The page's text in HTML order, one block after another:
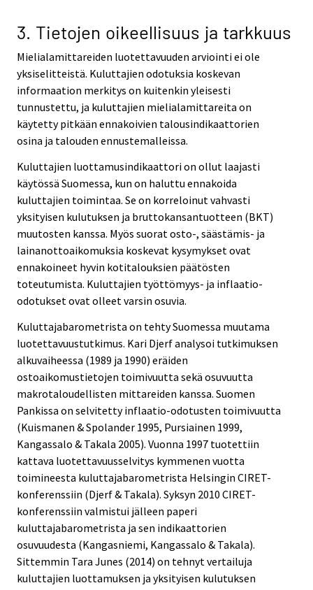
3. Tietojen oikeellisuus ja tarkkuus
Mielialamittareiden luotettavuuden arviointi ei ole
yksiselitteistä. Kuluttajien odotuksia koskevan
informaation merkitys on kuitenkin yleisesti
tunnustettu, ja kuluttajien mielialamittareita on
käytetty pitkään ennakoivien talousindikaattorien
osina ja talouden ennustemalleissa.
Kuluttajien luottamusindikaattori on ollut laajasti
käytössä Suomessa, kun on haluttu ennakoida
kuluttajien toimintaa. Se on korreloinut vahvasti
yksityisen kulutuksen ja bruttokansantuotteen (BKT)
muutosten kanssa. Myös suorat osto-, säästämis- ja
lainanottoaikomuksia koskevat kysymykset ovat
ennakoineet hyvin kotitalouksien päätösten
toteutumista. Kuluttajien työttömyys- ja inflaatio-
odotukset ovat olleet varsin osuvia.
Kuluttajabarometrista on tehty Suomessa muutama
luotettavuustutkimus. Kari Djerf analysoi tutkimuksen
alkuvaiheessa (1989 ja 1990) eräiden
ostoaikomustietojen toimivuutta sekä osuvuutta
makrotaloudellisten mittareiden kanssa. Suomen
Pankissa on selvitetty inflaatio-odotusten toimivuutta
(Kuismanen & Spolander 1995, Pursiainen 1999,
Kangassalo & Takala 2005). Vuonna 1997 tuotettiin
kattava luotettavuusselvitys kymmenen vuotta
toimineesta kuluttajabarometrista Helsingin CIRET-
konferenssiin (Djerf & Takala). Syksyn 2010 CIRET-
konferenssiin valmistui jälleen paperi
kuluttajabarometrista ja sen indikaattorien
osuvuudesta (Kangasniemi, Kangassalo & Takala).
Sittemmin Tara Junes (2014) on tehnyt vertailuja
kuluttajien luottamuksen ja yksityisen kulutuksen